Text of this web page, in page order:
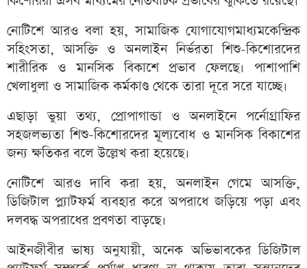
নোটিশে আরও বলা হয়, সামাজিক যোগাযোগমাধ্যমকেন্দ্রিক
সহিংসতা, আসক্তি ও অনলাইন নির্ভরতা শিশু-কিশোরদের
শারীরিক ও মানসিক বিকাশে প্রভাব ফেলছে। পাশাপাশি
খেলাধুলা ও সামাজিক কর্মকাণ্ড থেকে তারা দূরে সরে যাচ্ছে।
এছাড়া ভুয়া তথ্য, প্রোপাগান্ডা ও অনলাইনে পর্নোগ্রাফির
সহজলভ্যতা শিশু-কিশোরদের মূল্যবোধ ও মানসিক বিকাশের
জন্য ক্ষতিকর বলে উল্লেখ করা হয়েছে।
নোটিশে আরও দাবি করা হয়, অনলাইন গেমে আসক্তি,
ডিজিটাল প্ল্যাটফর্ম ব্যবহার করে অপরাধে জড়িয়ে পড়া এবং
দলবদ্ধ অপরাধের প্রবণতা বাড়ছে।
আইনজীবীর ভাষ্য অনুযায়ী, অনেক অভিভাবকের ডিজিটাল